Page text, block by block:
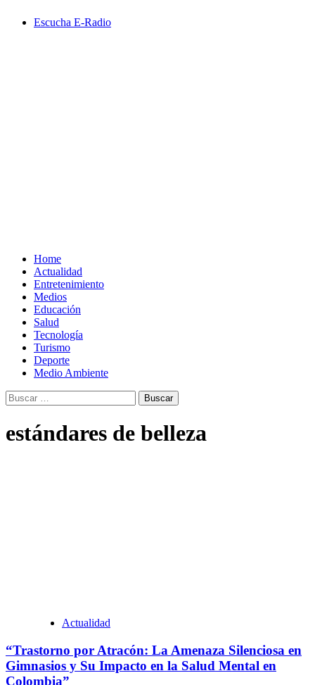
Escucha E-Radio
Home
Actualidad
Entretenimiento
Medios
Educación
Salud
Tecnología
Turismo
Deporte
Medio Ambiente
Buscar:
estándares de belleza
Actualidad
“Trastorno por Atracón: La Amenaza Silenciosa en
Gimnasios y Su Impacto en la Salud Mental en
Colombia”